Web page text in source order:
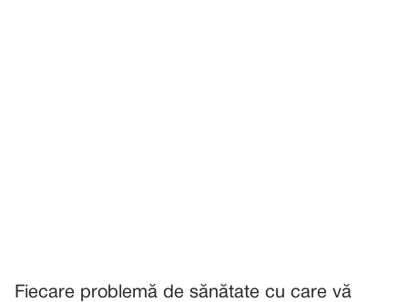
Fiecare problemă de sănătate cu care vă